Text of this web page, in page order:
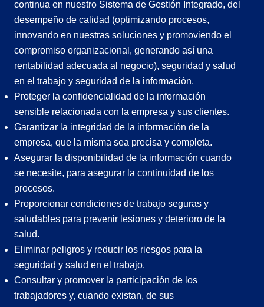
continua en nuestro Sistema de Gestión Integrado, del
desempeño de calidad (optimizando procesos,
innovando en nuestras soluciones y promoviendo el
compromiso organizacional, generando así una
rentabilidad adecuada al negocio), seguridad y salud
en el trabajo y seguridad de la información.
Proteger la confidencialidad de la información
sensible relacionada con la empresa y sus clientes.
Garantizar la integridad de la información de la
empresa, que la misma sea precisa y completa.
Asegurar la disponibilidad de la información cuando
se necesite, para asegurar la continuidad de los
procesos.
Proporcionar condiciones de trabajo seguras y
saludables para prevenir lesiones y deterioro de la
salud.
Eliminar peligros y reducir los riesgos para la
seguridad y salud en el trabajo.
Consultar y promover la participación de los
trabajadores y, cuando existan, de sus